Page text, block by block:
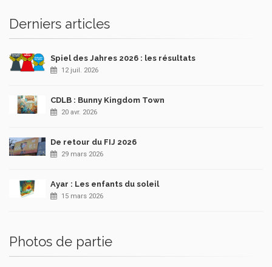
Derniers articles
Spiel des Jahres 2026 : les résultats
12 juil. 2026
CDLB : Bunny Kingdom Town
20 avr. 2026
De retour du FIJ 2026
29 mars 2026
Ayar : Les enfants du soleil
15 mars 2026
Photos de partie